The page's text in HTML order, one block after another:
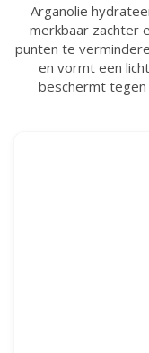
Arganolie
merkbaar zachter
punten te
en vormt een
beschermt